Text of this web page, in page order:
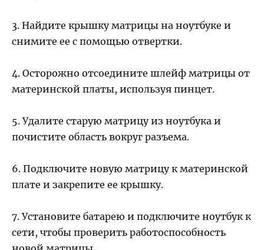
3. Найдите крышку матрицы на ноутбуке и
снимите ее с помощью отвертки.
4. Осторожно отсоедините шлейф матрицы от
материнской платы, используя пинцет.
5. Удалите старую матрицу из ноутбука и
почистите область вокруг разъема.
6. Подключите новую матрицу к материнской
плате и закрепите ее крышку.
7. Установите батарею и подключите ноутбук к
сети, чтобы проверить работоспособность